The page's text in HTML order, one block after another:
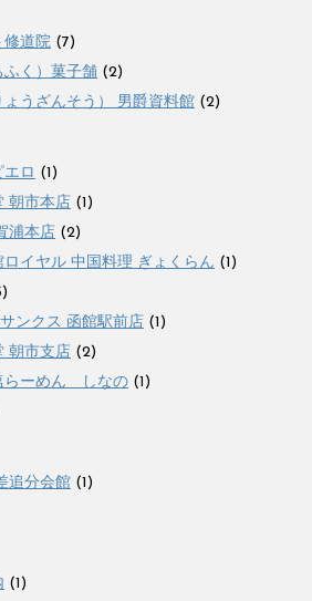
修道院 (7)
く）菓子舗 (2)
ょうざんそう） 男爵資料館 (2)
エロ (1)
朝市本店 (1)
浦本店 (2)
ロイヤル 中国料理 ぎょくらん (1)
ンクス 函館駅前店 (1)
朝市支店 (2)
らーめん しなの (1)
追分会館 (1)
(1)